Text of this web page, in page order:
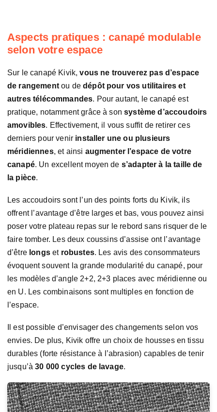
Aspects pratiques : canapé modulable
selon votre espace
Sur le canapé Kivik,vous ne trouverez pas d’espace
de rangementou dedépôt pour vos utilitaires et
autres télécommandes. Pour autant, le canapé est
pratique, notamment grâce à sonsystème d’accoudoirs
amovibles. Effectivement, il vous suffit de retirer ces
derniers pour venir installer une ou plusieurs
méridiennes, et ainsi augmenter l’espace de votre
canapé. Un excellent moyen de s’adapter à la taille de
la pièce.
Les accoudoirs sont l’un des points forts du Kivik, ils
offrent l’avantage d’être larges et bas, vous pouvez ainsi
poser votre plateau repas sur le rebord sans risquer de le
faire tomber. Les deux coussins d’assise ont l’avantage
d’être longset robustes. Les avis des consommateurs
évoquent souvent la grande modularité du canapé, pour
les modèles d’angle 2+2, 2+3 places avec méridienne ou
en U. Les combinaisons sont multiples en fonction de
l’espace.
Il est possible d’envisager des changements selon vos
envies. De plus, Kivik offre un choix de housses en tissu
durables (forte résistance à l’abrasion) capables de tenir
jusqu’à30 000 cycles de lavage.